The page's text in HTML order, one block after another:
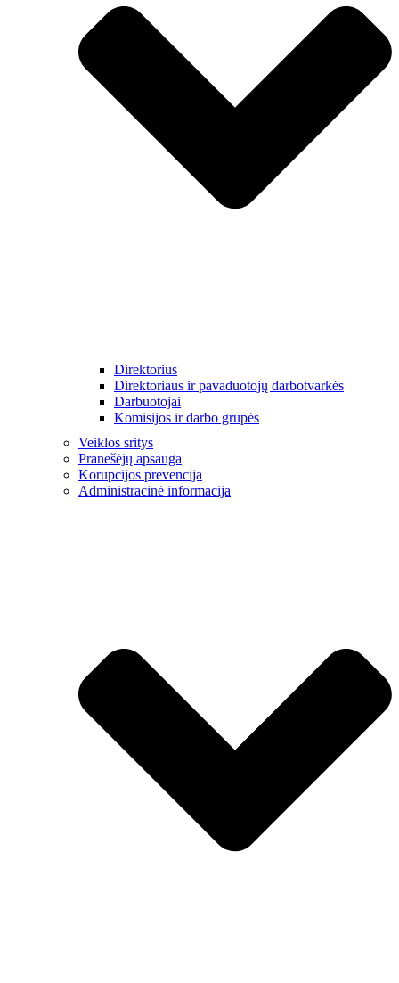
Direktorius
Direktoriaus ir pavaduotojų darbotvarkės
Darbuotojai
Komisijos ir darbo grupės
Veiklos sritys
Pranešėjų apsauga
Korupcijos prevencija
Administracinė informacija